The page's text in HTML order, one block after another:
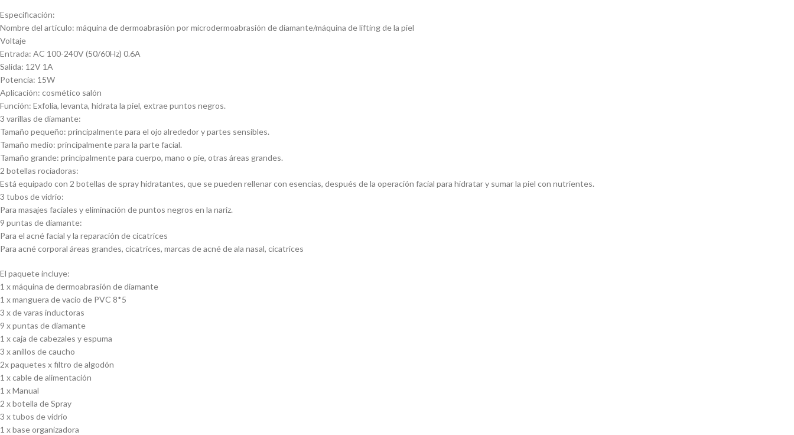
Especificación:
Nombre del artículo: máquina de dermoabrasión por microdermoabrasión de diamante/máquina de lifting de la piel
Voltaje
Entrada: AC 100-240V (50/60Hz) 0.6A
Salida: 12V 1A
Potencia: 15W
Aplicación: cosmético salón
Función: Exfolia, levanta, hidrata la piel, extrae puntos negros.
3 varillas de diamante:
Tamaño pequeño: principalmente para el ojo alrededor y partes sensibles.
Tamaño medio: principalmente para la parte facial.
Tamaño grande: principalmente para cuerpo, mano o pie, otras áreas grandes.
2 botellas rociadoras:
Está equipado con 2 botellas de spray hidratantes, que se pueden rellenar con esencias, después de la operación facial para hidratar y sumar la piel con nutrientes.
3 tubos de vidrio:
Para masajes faciales y eliminación de puntos negros en la nariz.
9 puntas de diamante:
Para el acné facial y la reparación de cicatrices
Para acné corporal áreas grandes, cicatrices, marcas de acné de ala nasal, cicatrices
El paquete incluye:
1 x máquina de dermoabrasión de diamante
1 x manguera de vacío de PVC 8*5
3 x de varas inductoras
9 x puntas de diamante
1 x caja de cabezales y espuma
3 x anillos de caucho
2x paquetes x filtro de algodón
1 x cable de alimentación
1 x Manual
2 x botella de Spray
3 x tubos de vidrio
1 x base organizadora